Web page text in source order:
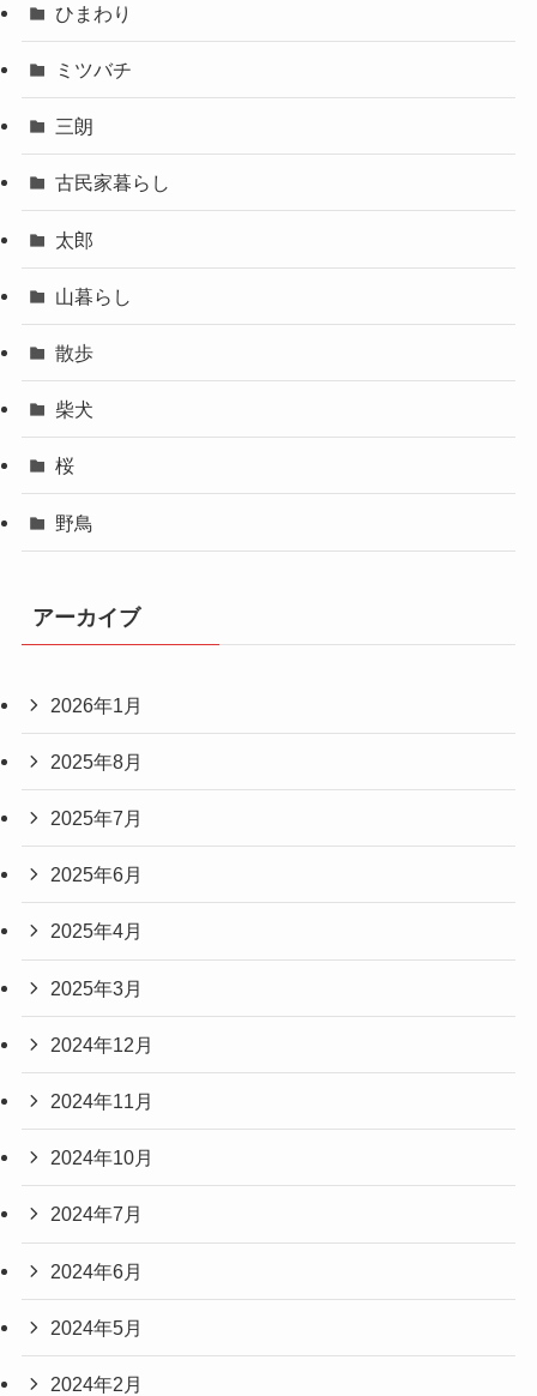
ひまわり
ミツバチ
三朗
古民家暮らし
太郎
山暮らし
散歩
柴犬
桜
野鳥
アーカイブ
2026年1月
2025年8月
2025年7月
2025年6月
2025年4月
2025年3月
2024年12月
2024年11月
2024年10月
2024年7月
2024年6月
2024年5月
2024年2月